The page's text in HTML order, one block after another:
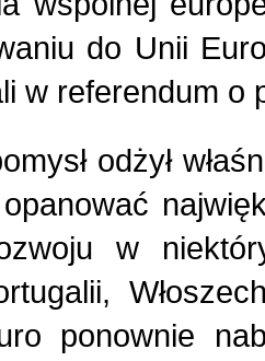
święta (15)
zmarłych
(24)
publiczne (11)
z Powstania
2022 r. (2)
2022 r. (5)
(147) 2021 r. (3)
2021 r. (1)
(145) 2021 r. (10)
do Unii
w referendum o
odżył
opanować
w
ponownie